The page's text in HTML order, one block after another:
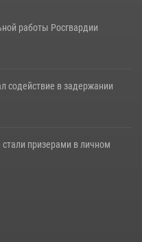
работы Росгвардии
содействие в задержании
призерами в личном